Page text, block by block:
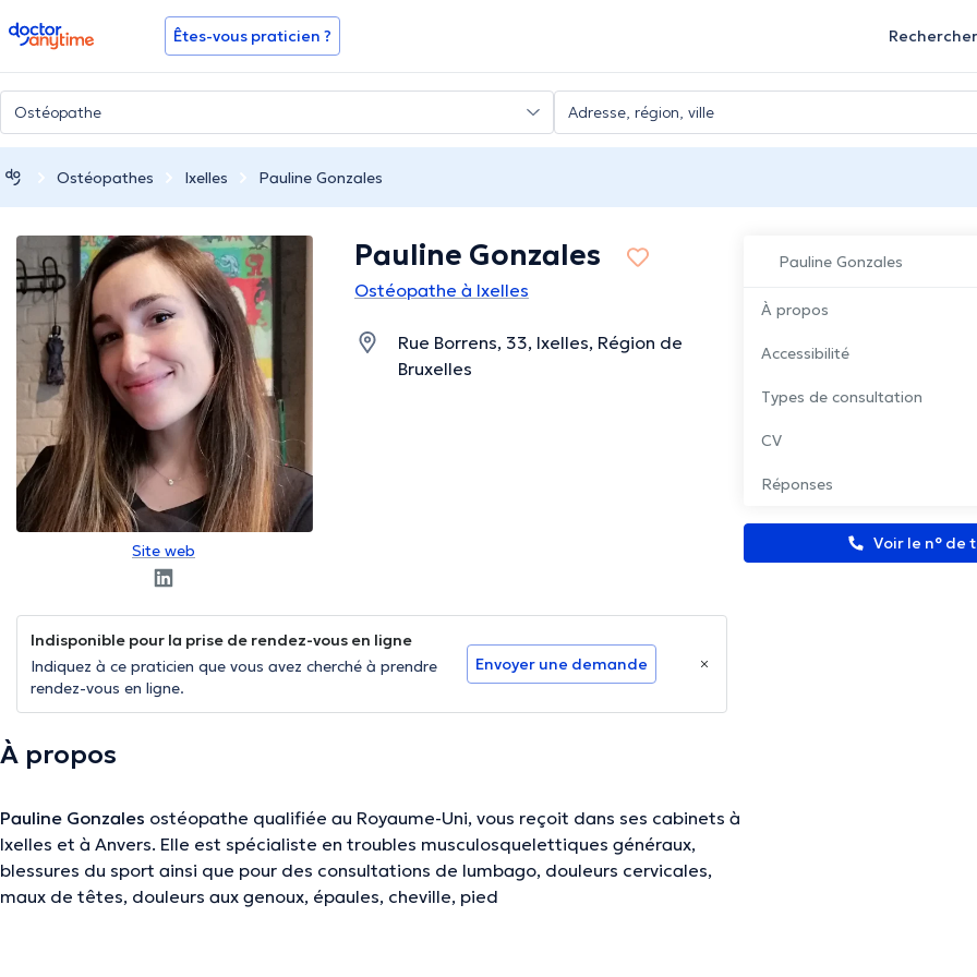
doctoranytime Êtes-vous praticien ? Rechercher
Ostéopathes Ixelles Pauline Gonzales
Pauline Gonzales
À propos
Accessibilité
Types de consultation
CV
Réponses
Voir le n° de
Site web
Pauline Gonzales
Ostéopathe à Ixelles
Rue Borrens, 33, Ixelles, Région de
Bruxelles
Indisponible pour la prise de rendez-vous en ligne
Indiquez à ce praticien que vous avez cherché à prendre
rendez-vous en ligne.
Envoyer une demande
À propos
Pauline Gonzales ostéopathe qualifiée au Royaume-Uni, vous reçoit dans ses cabinets à
Ixelles et à Anvers. Elle est spécialiste en troubles musculosquelettiques généraux,
blessures du sport ainsi que pour des consultations de lumbago, douleurs cervicales,
maux de têtes, douleurs aux genoux, épaules, cheville, pied